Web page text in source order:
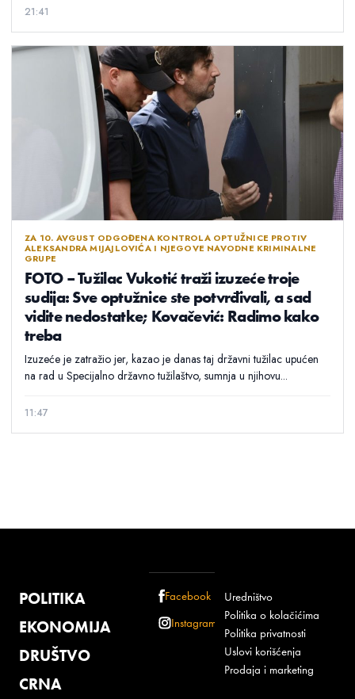
21:41
ZA 10. AVGUST ODGOĐENA KONTROLA OPTUŽNICE PROTIV
ALEKSANDRA MIJAJLOVIĆA I NJEGOVE NAVODNE KRIMINALNE
GRUPE
FOTO – Tužilac Vukotić traži izuzeće troje
sudija: Sve optužnice ste potvrđivali, a sad
vidite nedostatke; Kovačević: Radimo kako
treba
Izuzeće je zatražio jer, kazao je danas taj državni tužilac upućen
na rad u Specijalno državno tužilaštvo, sumnja u njihovu...
11:47
POLITIKA
EKONOMIJA
DRUŠTVO
CRNA
Facebook
Instagram
Uredništvo
Politika o kolačićima
Politika privatnosti
Uslovi korišćenja
Prodaja i marketing